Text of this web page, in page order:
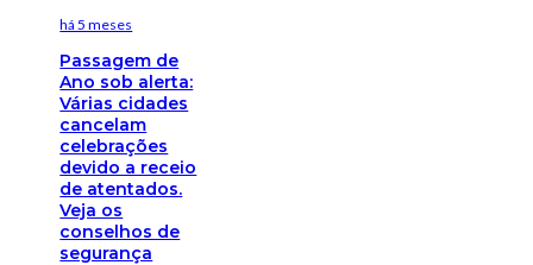
há 5 meses
Passagem de
Ano sob alerta:
Várias cidades
cancelam
celebrações
devido a receio
de atentados.
Veja os
conselhos de
segurança